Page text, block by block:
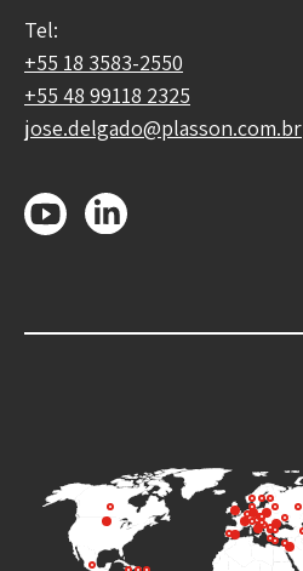
Tel:
+55 18 3583-2550
+55 48 99118 2325
jose.delgado@plasson.com.br